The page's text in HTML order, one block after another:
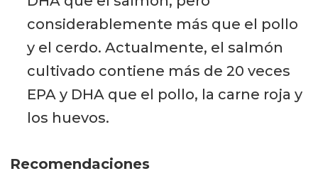
considerablemente más que el pollo
y el cerdo. Actualmente, el salmón
cultivado contiene más de 20 veces
EPA y DHA que el pollo, la carne roja y
los huevos.
Recomendaciones